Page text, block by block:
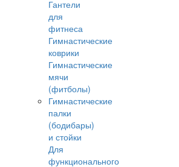
Гантели
для
фитнеса
Гимнастические
коврики
Гимнастические
мячи
(фитболы)
Гимнастические
палки
(бодибары)
и стойки
Для
функционального